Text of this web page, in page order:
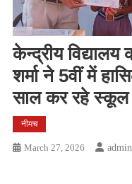
केन्द्रीय
शर्मा ने 5वीं में
साल कर रहे स्कूल
नीमच
March 27, 2026 Admin